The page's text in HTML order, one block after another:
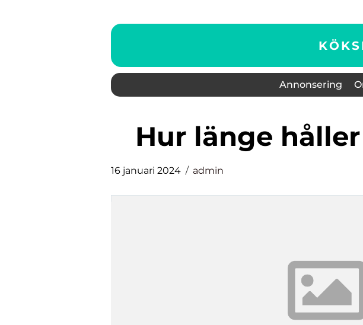
Annonsering
hur länge
16 januari 2024 admin